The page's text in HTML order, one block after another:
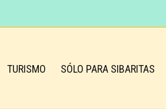
TURISMO SÓLO PARA SIBARITAS